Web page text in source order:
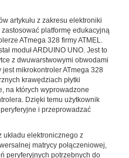
artykułu z zakresu elektroniki
platformę edukacyjną
ATmega 328 firmy ATMEL.
moduł ARDUINO UNO. Jest to
z dwuwarstwowymi obwodami
mikrokontroler ATmega 328
krawędziach płytki
na których wyprowadzone
Dzięki temu użytkownik
i przeprowadzać
układu elektronicznego z
matrycy połączeniowej,
peryferyjnych potrzebnych do